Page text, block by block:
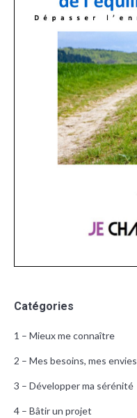
Catégories
1 – Mieux me connaître
2 – Mes besoins, mes envies
3 – Développer ma sérénité
4 – Bâtir un projet